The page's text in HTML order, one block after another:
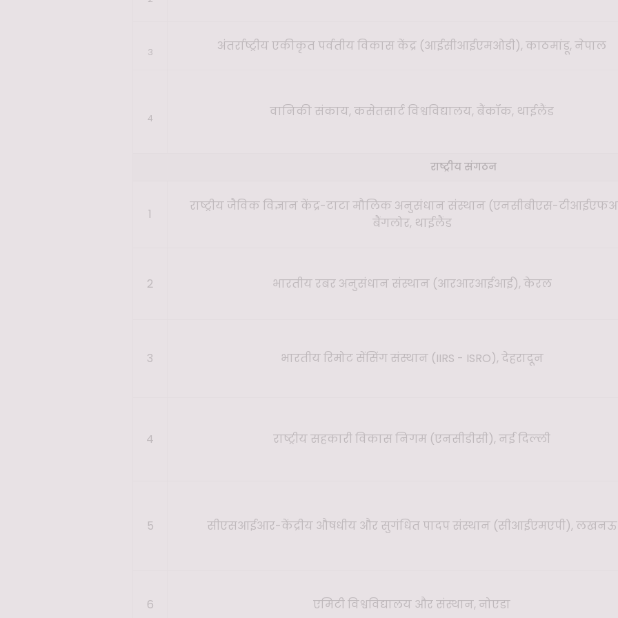
3 अंतर्राष्ट्रीय एकीकृत पर्वतीय विकास केंद्र (आईसीआईएमओडी), काठमांडू, नेपाल
4 वानिकी संकाय, कसेतसार्ट विश्वविद्यालय, बैंकॉक, थाईलैंड
राष्ट्रीय संगठन
1
राष्ट्रीय जैविक विज्ञान केंद्र-टाटा मौलिक अनुसंधान संस्थान (एनसीबीएस-
बैंगलोर, थाईलैंड
2 भारतीय रबर अनुसंधान संस्थान (आरआरआईआई), केरल
3 भारतीय रिमोट सेंसिंग संस्थान (IIRS - ISRO), देहरादून
4 राष्ट्रीय सहकारी विकास निगम (एनसीडीसी), नई दिल्ली
5 सीएसआईआर-केंद्रीय औषधीय और सुगंधित पादप संस्थान (सीआईएमएपी), लखनऊ
6 एमिटी विश्वविद्यालय और संस्थान, नोएडा